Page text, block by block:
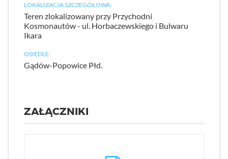
LOKALIZACJA SZCZEGÓŁOWA:
Teren zlokalizowany przy Przychodni
Kosmonautów - ul. Horbaczewskiego i Bulwaru
Ikara
OSIEDLE:
Gądów-Popowice Płd.
ZAŁĄCZNIKI